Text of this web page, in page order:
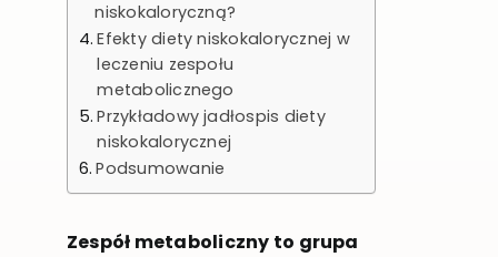
niskokaloryczną?
Efekty diety niskokalorycznej w
leczeniu zespołu
metabolicznego
Przykładowy jadłospis diety
niskokalorycznej
Podsumowanie
Zespół metaboliczny to grupa